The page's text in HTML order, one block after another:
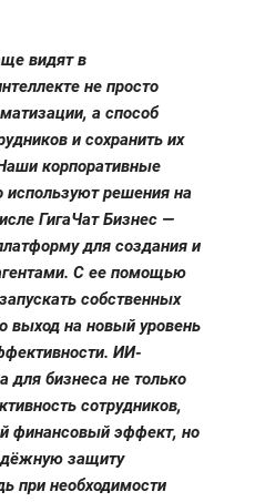
видят в
не просто
а способ
и сохранить их
корпоративные
используют решения на
ГигаЧат Бизнес —
для создания и
С ее помощью
собственных
выход на новый уровень
ИИ-
для бизнеса не только
сотрудников,
финансовый эффект, но
защиту
при необходимости